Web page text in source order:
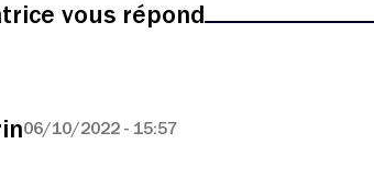
vous répond
06/10/2022 - 15:57